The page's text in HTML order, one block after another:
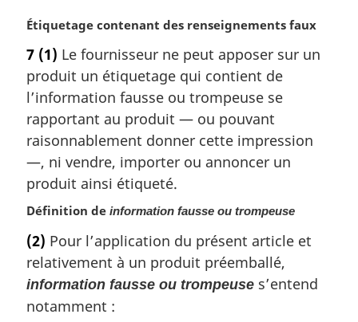
N
t
e
m
a
g
i
n
l
e
:
Étiquetage contenant des renseignements faux
7 (1) Le fournisseur ne peut apposer sur un
produit un étiquetage qui contient de
l’information fausse ou trompeuse se
rapportant au produit — ou pouvant
raisonnablement donner cette impression
—, ni vendre, importer ou annoncer un
produit ainsi étiqueté.
Définition de information fausse ou trompeuse
(2) Pour l’application du présent article et
relativement à un produit préemballé,
information fausse ou trompeuse s’entend
notamment :